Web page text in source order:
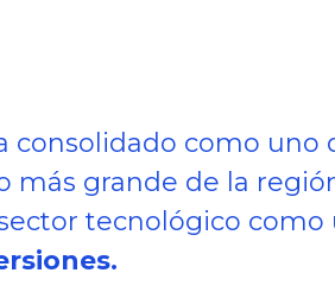
consolidado como uno
más grande de la
tecnológico como